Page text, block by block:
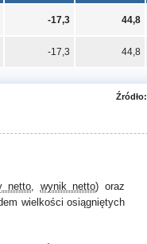
-17,3 44,8
-17,3 44,8
Źródło:
netto, wynik netto) oraz
wielkości osiągniętych